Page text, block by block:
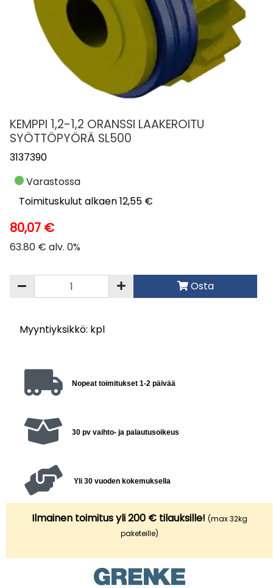
KEMPPI 1,2-1,2 ORANSSI LAAKEROITU
SYÖTTÖPYÖRÄ SL500
3137390
Varastossa
Toimituskulut alkaen 12,55 €
80,07 €
63.80 € alv. 0%
Osta
Myyntiyksikkö: kpl
Nopeat toimitukset 1-2 päivää
30 pv vaihto- ja palautusoikeus
Yli 30 vuoden kokemuksella
Ilmainen toimitus yli 200 € tilauksille! (max 32kg
paketeille)